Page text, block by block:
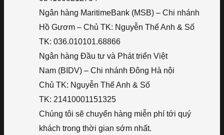
Ngân hàng MaritimeBank (MSB) – Chi nhánh
Hồ Gươm – Chủ TK: Nguyễn Thế Anh & Số
TK: 036.010101.68866
Ngân hàng Đầu tư và Phát triển Việt
Nam (BIDV) – Chi nhánh Đông Hà nội
Chủ TK: Nguyễn Thế Anh & Số
TK: 21410001151325
Chúng tôi sẽ chuyển hàng miễn phí tới quý
khách trong thời gian sớm nhất.